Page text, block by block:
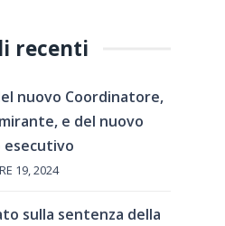
recenti
nuovo Coordinatore,
e del nuovo
esecutivo
19, 2024
sulla sentenza della